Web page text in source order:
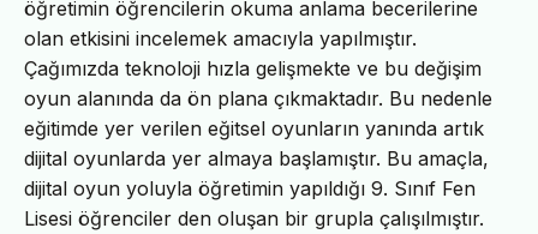
öğretimin öğrencilerin okuma anlama becerilerine
olan etkisini incelemek amacıyla yapılmıştır.
Çağımızda teknoloji hızla gelişmekte ve bu değişim
oyun alanında da ön plana çıkmaktadır. Bu nedenle
eğitimde yer verilen eğitsel oyunların yanında artık
dijital oyunlarda yer almaya başlamıştır. Bu amaçla,
dijital oyun yoluyla öğretimin yapıldığı 9. Sınıf Fen
Lisesi öğrenciler den oluşan bir grupla çalışılmıştır.